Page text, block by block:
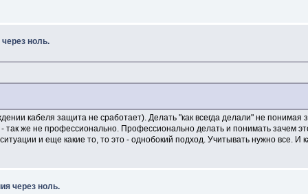
ноль.
кабеля защита не сработает). Делать "как всегда делали" не
же не профессионально. Профессионально делать и понимать зачем
и еще какие то, то это - однобокий подход. Учитывать нужно все. И
через ноль.